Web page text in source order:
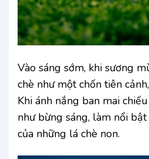
Vào sáng sớm, khi sương
chè như một chốn tiên
Khi ánh nắng ban mai
như bừng sáng, làm nổi
của những lá chè non.